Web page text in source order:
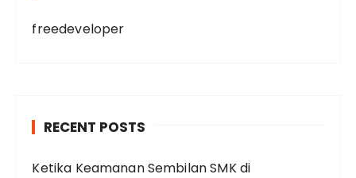
freedeveloper
RECENT POSTS
Ketika Keamanan Sembilan SMK di